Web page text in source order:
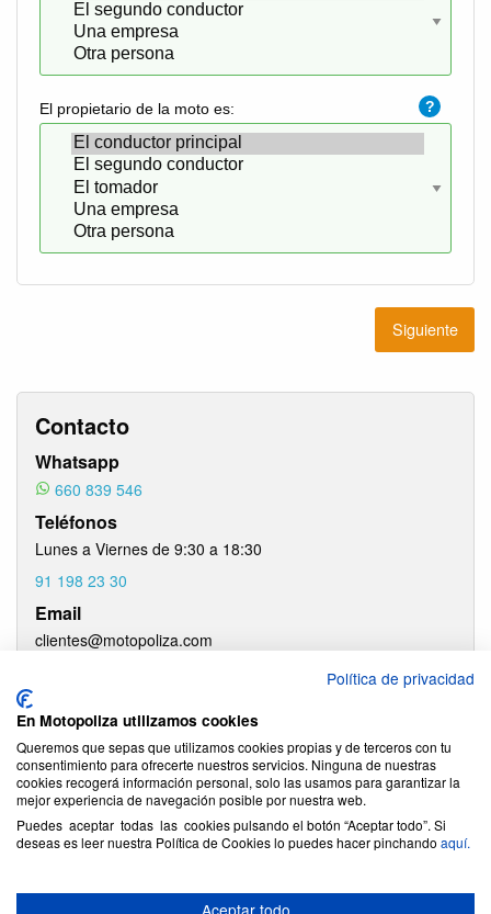
El propietario de la moto es: ?
Contacto
Whatsapp
660 839 546
Teléfonos
Lunes a Viernes de 9:30 a 18:30
91 198 23 30
Email
clientes​@motopoliza.com
B86539566
Calle Agustín Rojas nº3
28002, Madrid, España
Conócenos
Política de privacidad
En Motopoliza utilizamos cookies
Queremos que sepas que utilizamos cookies propias y de terceros con tu
consentimiento para ofrecerte nuestros servicios. Ninguna de nuestras
cookies recogerá información personal, solo las usamos para garantizar la
mejor experiencia de navegación posible por nuestra web.
Puedes aceptar todas las cookies pulsando el botón “Aceptar todo”. Si
deseas es leer nuestra Política de Cookies lo puedes hacer pinchando aquí.
Aceptar todo